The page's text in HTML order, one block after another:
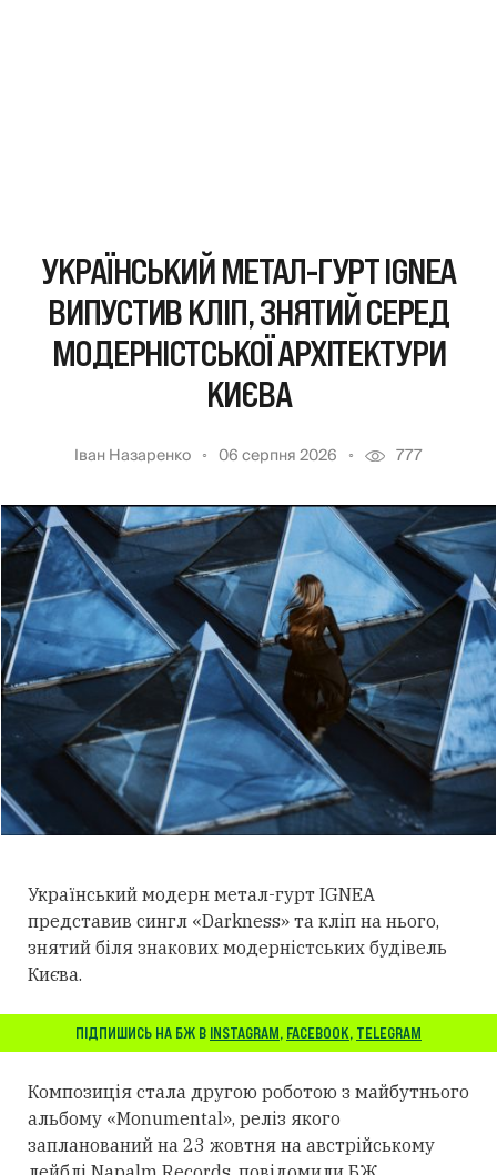
УКРАЇНСЬКИЙ МЕТАЛ-ГУРТ IGNEA
ВИПУСТИВ КЛІП, ЗНЯТИЙ СЕРЕД
МОДЕРНІСТСЬКОЇ АРХІТЕКТУРИ
КИЄВА
Іван Назаренко 06 серпня 2026 777
Український модерн метал-гурт IGNEA
представив сингл «Darkness» та кліп на нього,
знятий біля знакових модерністських будівель
Києва.
ПІДПИШИСЬ НА БЖ В INSTAGRAM, FACEBOOK, TELEGRAM
Композиція стала другою роботою з майбутнього
альбому «Monumental», реліз якого
запланований на 23 жовтня на австрійському